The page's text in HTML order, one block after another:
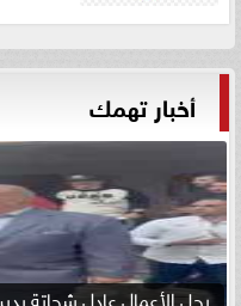
أخبار تهمك
رجل الأعمال عادل شحاتة